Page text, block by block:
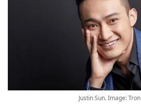
Justin Sun. Image: Tron